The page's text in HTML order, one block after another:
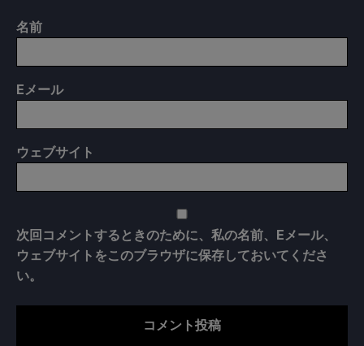
名前
E メール
ウェブサイト
次回コメントするときのために、私の名前、Eメール、
ウェブサイトをこのブラウザに保存しておいてくださ
い。